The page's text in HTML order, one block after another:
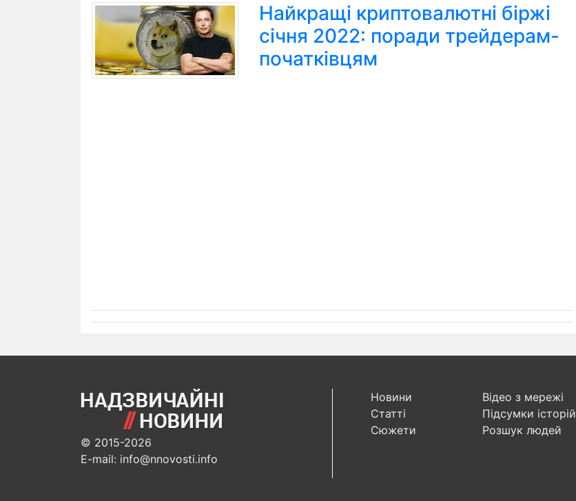
Найкращі криптовалютні біржі
січня 2022: поради трейдерам-
початківцям
© 2015-2026
E-mail: info@nnovosti.info
Новини
Статті
Сюжети
Відео з мережі
Підсумки історій
Розшук людей